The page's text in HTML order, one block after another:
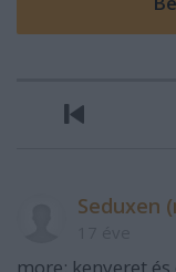
Seduxen